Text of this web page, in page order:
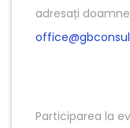
adresați
Participarea la